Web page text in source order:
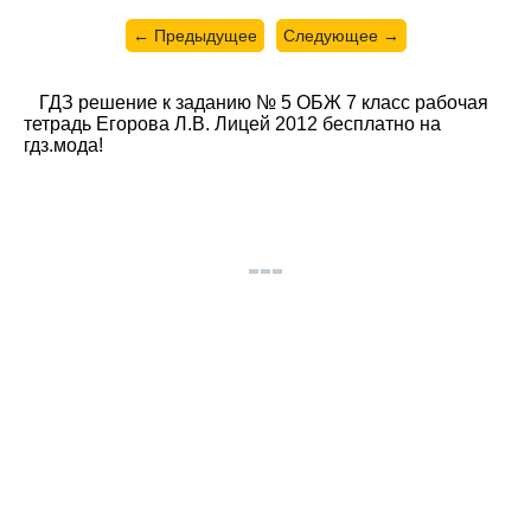
← Предыдущее Следующее →
ГДЗ решение к заданию № 5 ОБЖ 7 класс рабочая
тетрадь Егорова Л.В. Лицей 2012 бесплатно на
гдз.мода!